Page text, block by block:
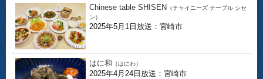
Chinese table SHISEN （チャイニーズ テーブル シセ
ン）
2025年5月1日放送：宮崎市
はに和 （はにわ）
2025年4月24日放送：宮崎市